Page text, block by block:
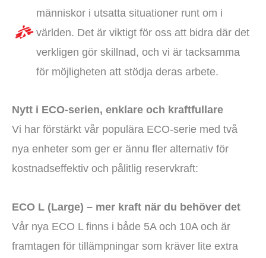
människor i utsatta situationer runt om i
världen. Det är viktigt för oss att bidra där det
verkligen gör skillnad, och vi är tacksamma
för möjligheten att stödja deras arbete.
Nytt i ECO-serien, enklare och kraftfullare
Vi har förstärkt vår populära ECO-serie med två
nya enheter som ger er ännu fler alternativ för
kostnadseffektiv och pålitlig reservkraft:
ECO L (Large) – mer kraft när du behöver det
Vår nya ECO L finns i både 5A och 10A och är
framtagen för tillämpningar som kräver lite extra